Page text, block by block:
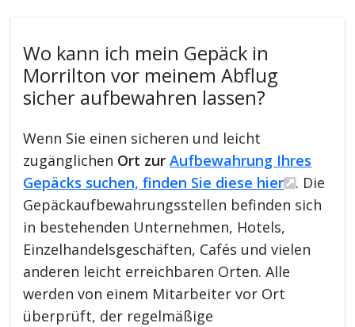
Wo kann ich mein Gepäck in
Morrilton vor meinem Abflug
sicher aufbewahren lassen?
Wenn Sie einen sicheren und leicht
zugänglichen Ort zurAufbewahrung Ihres
Gepäcks suchen, finden Sie diese hier
. Die
Gepäckaufbewahrungsstellen befinden sich
in bestehenden Unternehmen, Hotels,
Einzelhandelsgeschäften, Cafés und vielen
anderen leicht erreichbaren Orten. Alle
werden von einem Mitarbeiter vor Ort
überprüft, der regelmäßige